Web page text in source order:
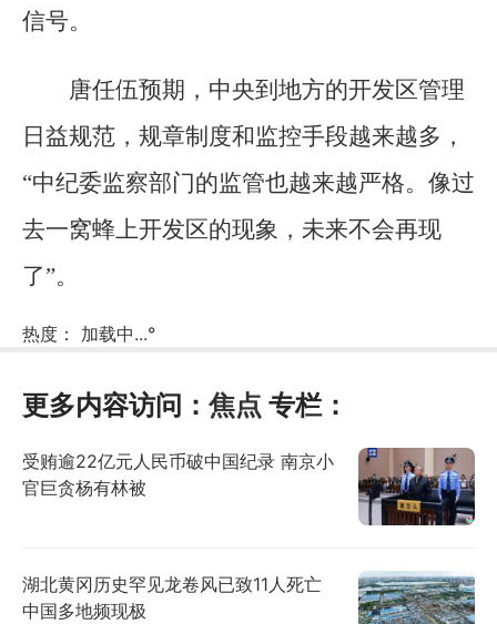
信号。
唐任伍预期，中央到地方的开发区管理
日益规范，规章制度和监控手段越来越多，
“中纪委监察部门的监管也越来越严格。像过
去一窝蜂上开发区的现象，未来不会再现
了”。
热度： 加载中...°
更多内容访问： 焦点 专栏：
受贿逾22亿元人民币破中国纪录 南京小
官巨贪杨有林被
湖北黄冈历史罕见龙卷风已致11人死亡
中国多地频现极